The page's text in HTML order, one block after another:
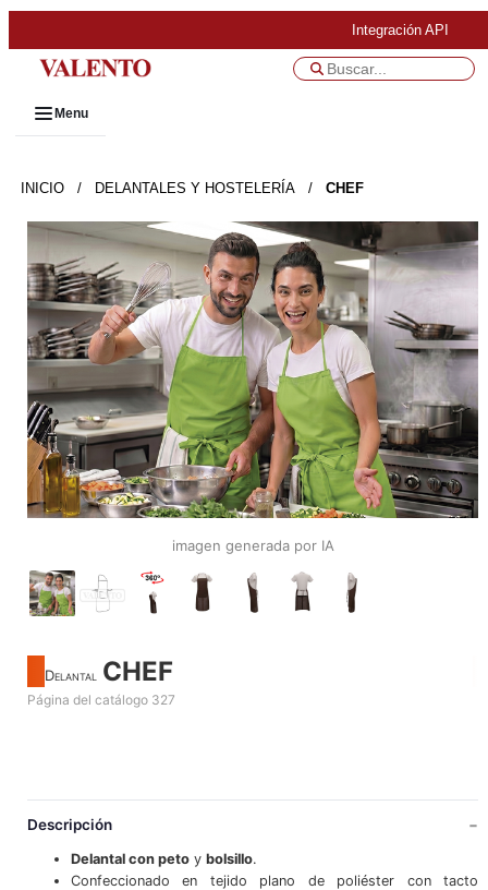
Integración API
Menu
INICIO / DELANTALES Y HOSTELERÍA / CHEF
imagen generada por IA
Delantal CHEF
Página del catálogo 327
Descripción
Delantal con petoy bolsillo.
Confeccionado en tejido plano de poliéster con tacto